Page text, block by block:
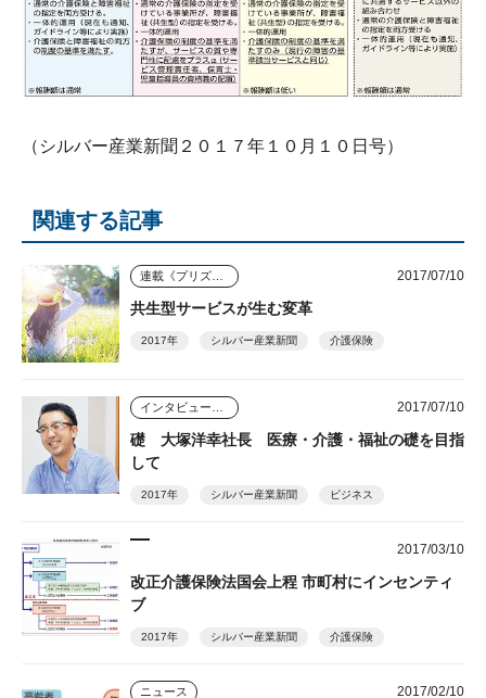
（シルバー産業新聞２０１７年１０月１０日号）
関連する記事
2017/07/10
共生型サービスが生む変革
2017年 シルバー産業新聞 介護保険
2017/07/10
礎 大塚洋幸社長 医療・介護・福祉の礎を目指
して
2017年 シルバー産業新聞 ビジネス
2017/03/10
改正介護保険法国会上程 市町村にインセンティ
ブ
2017年 シルバー産業新聞 介護保険
ニュース 2017/02/10